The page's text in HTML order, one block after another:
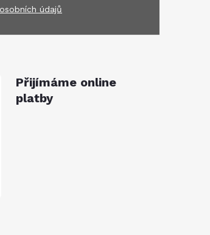
údajů
Přijímáme online
platby